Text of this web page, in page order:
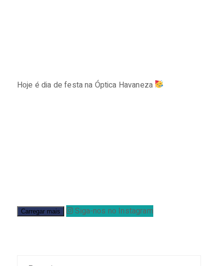
Hoje é dia de festa na Óptica Havaneza
Carregar mais Siga-nos no Instagram